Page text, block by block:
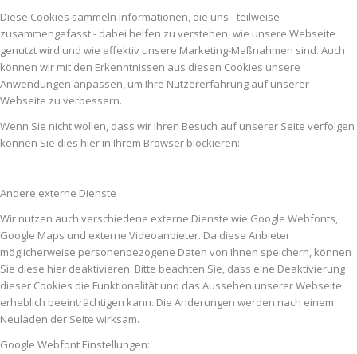
Diese Cookies sammeln Informationen, die uns - teilweise
zusammengefasst - dabei helfen zu verstehen, wie unsere Webseite
genutzt wird und wie effektiv unsere Marketing-Maßnahmen sind. Auch
können wir mit den Erkenntnissen aus diesen Cookies unsere
Anwendungen anpassen, um Ihre Nutzererfahrung auf unserer
Webseite zu verbessern.
Wenn Sie nicht wollen, dass wir Ihren Besuch auf unserer Seite verfolgen
können Sie dies hier in Ihrem Browser blockieren:
Andere externe Dienste
Wir nutzen auch verschiedene externe Dienste wie Google Webfonts,
Google Maps und externe Videoanbieter. Da diese Anbieter
möglicherweise personenbezogene Daten von Ihnen speichern, können
Sie diese hier deaktivieren. Bitte beachten Sie, dass eine Deaktivierung
dieser Cookies die Funktionalität und das Aussehen unserer Webseite
erheblich beeinträchtigen kann. Die Änderungen werden nach einem
Neuladen der Seite wirksam.
Google Webfont Einstellungen: